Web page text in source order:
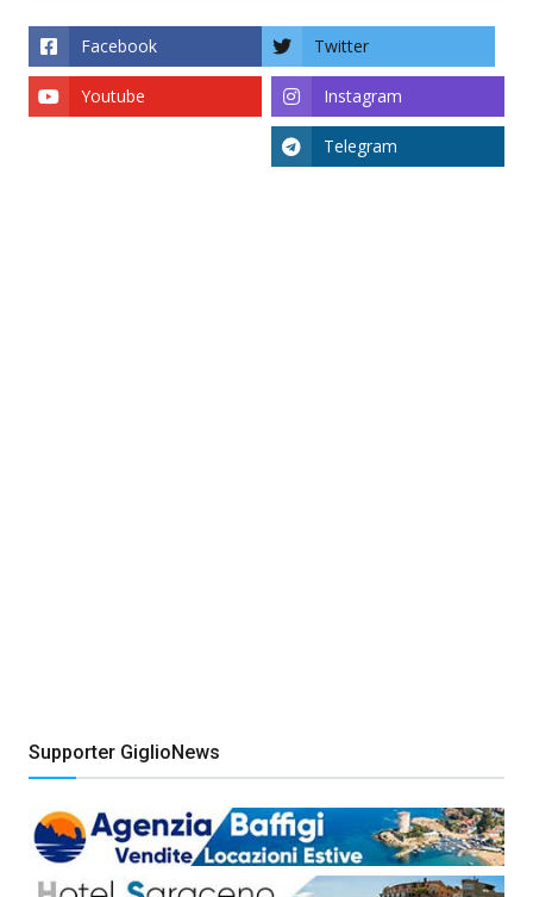
Facebook Twitter
Instagram
Youtube
Telegram
Supporter GiglioNews